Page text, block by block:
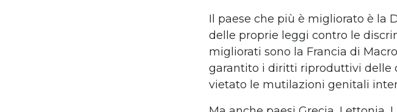
Il paese che più è migliorato è la
delle proprie leggi contro le
migliorati sono la Francia di
garantito i diritti riproduttivi delle
vietato le mutilazioni genitali